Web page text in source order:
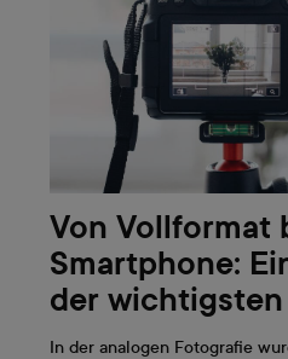
Von Vollformat
Smartphone:
der
In der analogen Fotografie